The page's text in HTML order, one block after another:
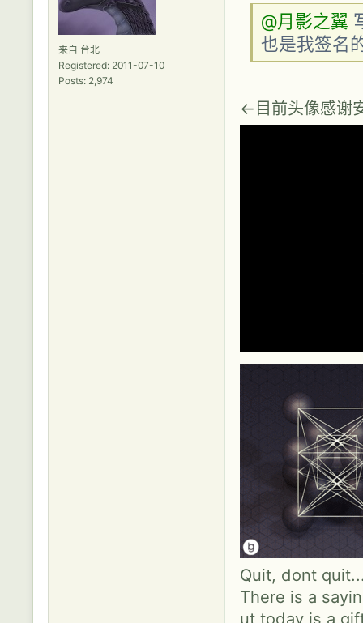
来自 台北
Registered: 2011-07-10
Posts: 2,974
@月影之翼
也是我签名
←目前头像感谢
Quit, dont
There is a
ut today is a